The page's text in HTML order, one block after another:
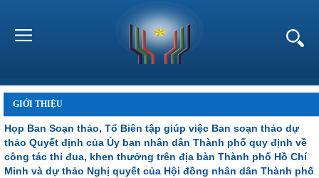
GIỚI THIỆU
Họp Ban Soạn thảo, Tổ Biên tập giúp việc Ban soạn thảo dự
thảo Quyết định của Ủy ban nhân dân Thành phố quy định về
công tác thi đua, khen thưởng trên địa bàn Thành phố Hồ Chí
Minh và dự thảo Nghị quyết của Hội đồng nhân dân Thành phố